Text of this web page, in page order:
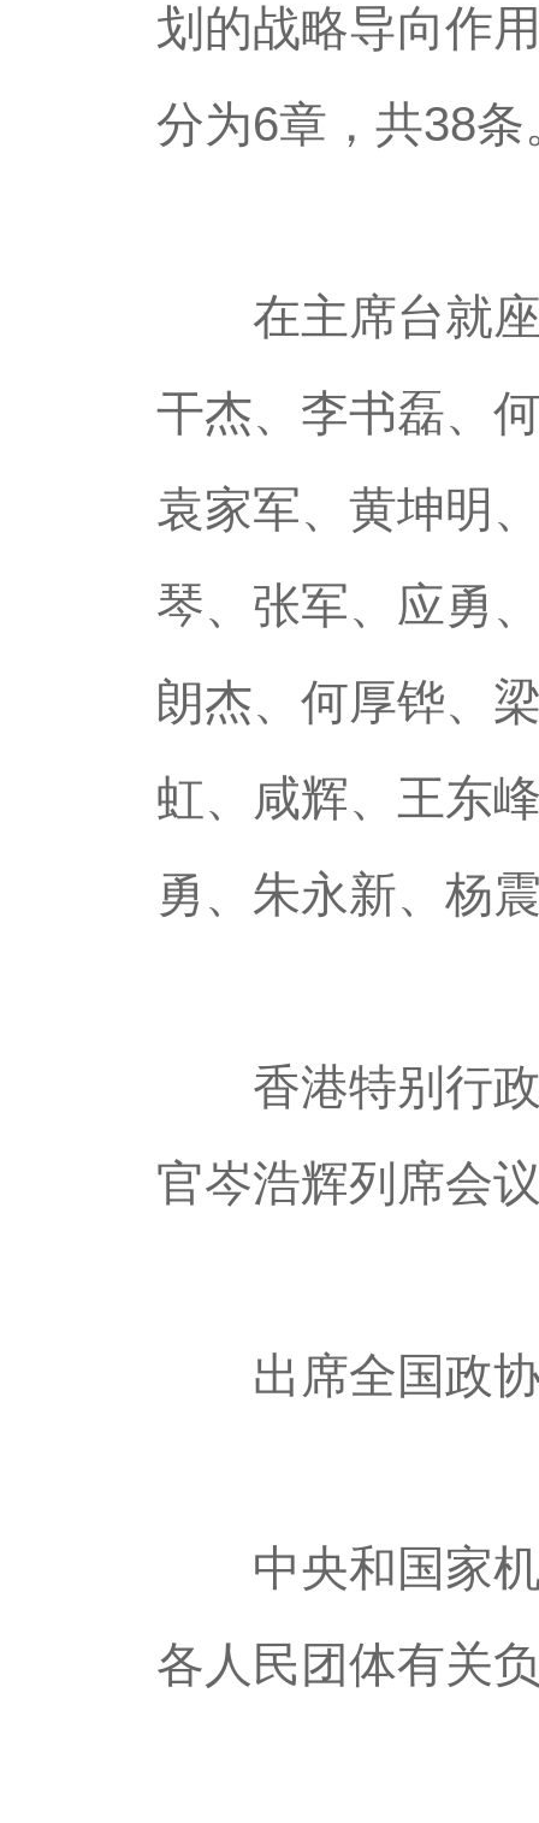
划的战略导向作
分为6章，共38条
在主席台就座
干杰、李书磊、
袁家军、黄坤明
琴、张军、应勇
朗杰、何厚铧、
虹、咸辉、王东
勇、朱永新、杨
香港特别行政
官岑浩辉列席会
出席全国政协
中央和国家机
各人民团体有关